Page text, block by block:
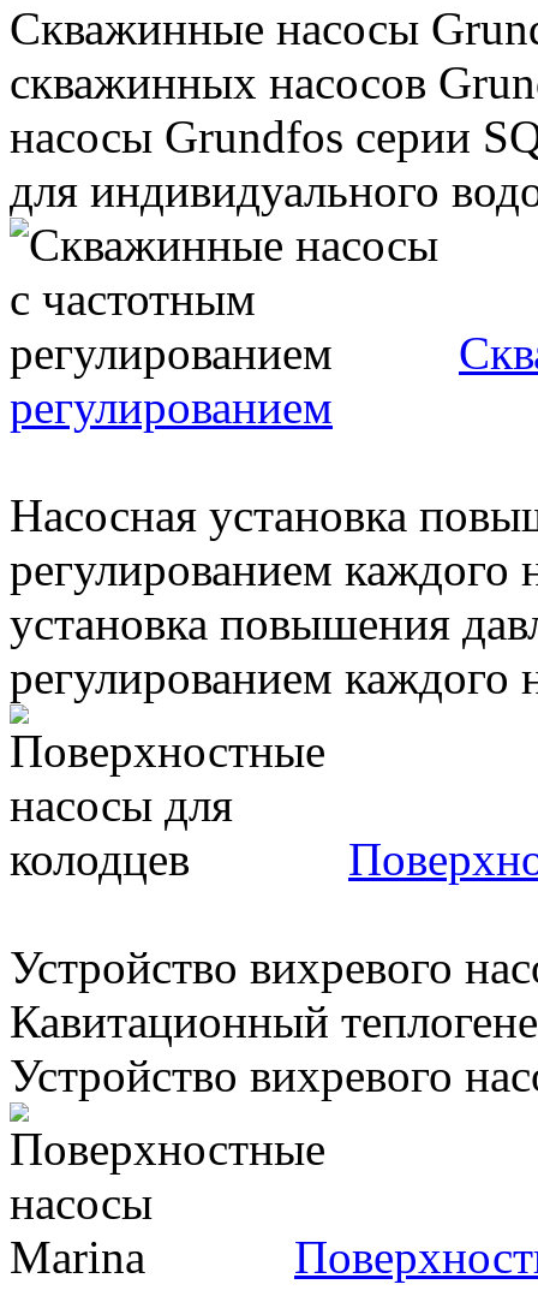
Скважинные насосы
скважинных насосов
насосы Grundfos серии
для индивидуального
регулированием
Насосная установка
регулированием каждого
установка повышения
регулированием каждого
Устройство вихревого
Кавитационный
Устройство вихревого